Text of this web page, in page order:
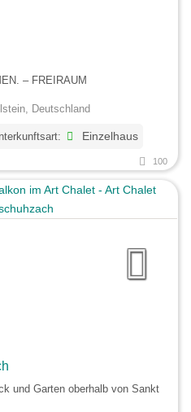
– FREIRAUM
Deutschland
Einzelhaus
100
und Garten oberhalb von Sankt